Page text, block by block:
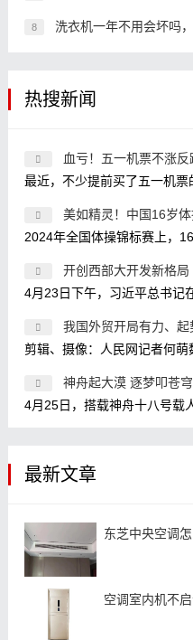
8 洗衣机一年不用会坏吗
热搜新闻
血亏！五一机票不涨反
美如精灵！中国16岁体操
开创西部大开发新格局
我国外贸开局有力、
神舟起大漠 逐梦叩苍
最新文章
东芝中央空调
空调室内机不